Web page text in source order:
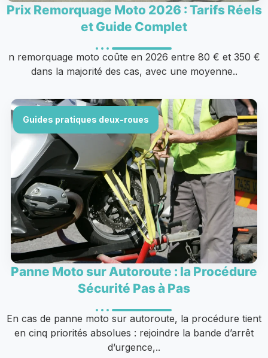
Prix Remorquage Moto 2026 : Tarifs Réels
et Guide Complet
n remorquage moto coûte en 2026 entre 80 € et 350 €
dans la majorité des cas, avec une moyenne..
Guides pratiques deux-roues
Panne Moto sur Autoroute : la Procédure
Sécurité Pas à Pas
En cas de panne moto sur autoroute, la procédure tient
en cinq priorités absolues : rejoindre la bande d’arrêt
d’urgence,..